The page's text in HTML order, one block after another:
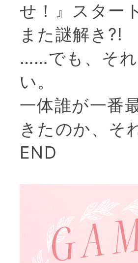
せ！』スター
また謎解き?!
……でも、そ
い。
一体誰が一番
きたのか、そ
END